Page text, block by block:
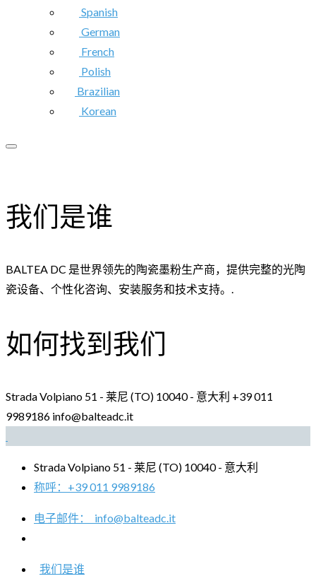
Spanish
German
French
Polish
Brazilian
Korean
我们是谁
BALTEA DC 是世界领先的陶瓷墨粉生产商，提供完整的光陶
瓷设备、个性化咨询、安装服务和技术支持。.
如何找到我们
Strada Volpiano 51 - 莱尼 (TO) 10040 - 意大利 +39 011
9989186 info@balteadc.it
Strada Volpiano 51 - 莱尼 (TO) 10040 - 意大利
称呼： +39 011 9989186
电子邮件： info@balteadc.it
我们是谁